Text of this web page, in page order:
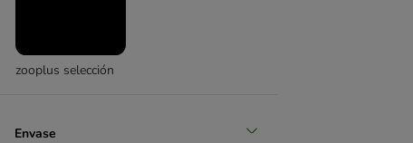
zooplus selección
Envase